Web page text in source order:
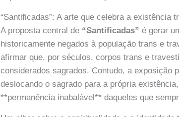
“Santificadas”: A arte que celebra a existência
A proposta central de “Santificadas” é gerar
historicamente negados à população trans e
afirmar que, por séculos, corpos trans e
considerados sagrados. Contudo, a exposição
deslocando o sagrado para a própria
**permanência inabalável** daqueles que